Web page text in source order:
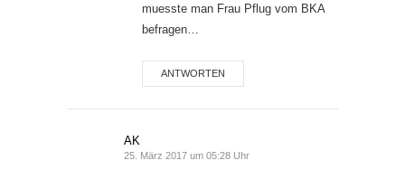
muesste man Frau Pflug vom BKA
befragen…
ANTWORTEN
AK
25. März 2017 um 05:28 Uhr